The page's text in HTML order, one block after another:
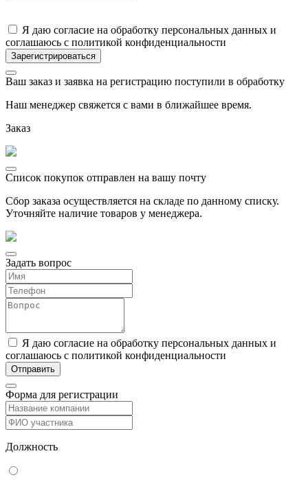
Я даю согласие на обработку персональных данных и
соглашаюсь с политикой конфиденциальности
Ваш заказ и заявка на регистрацию поступили в обработку
Наш менеджер свяжется с вами в ближайшее время.
Заказ
Список покупок отправлен на вашу почту
Сбор заказа осуществляется на складе по данному списку.
Уточняйте наличие товаров у менеджера.
Задать вопрос
Я даю согласие на обработку персональных данных и
соглашаюсь с политикой конфиденциальности
Форма для регистрации
Должность